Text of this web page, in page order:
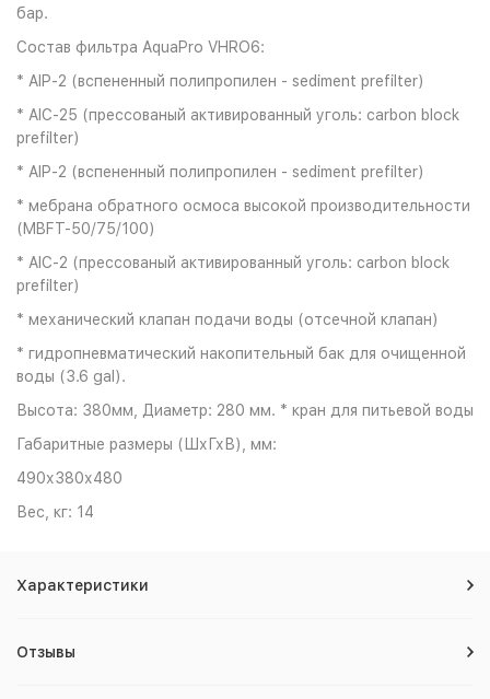
бар.
Состав фильтра AquaPro VHRO6:
* AIP-2 (вспененный полипропилен - sediment prefilter)
* AIC-25 (прессованый активированный уголь: carbon block
prefilter)
* AIP-2 (вспененный полипропилен - sediment prefilter)
* мебрана обратного осмоса высокой производительности
(MBFT-50/75/100)
* AIC-2 (прессованый активированный уголь: carbon block
prefilter)
* механический клапан подачи воды (отсечной клапан)
* гидропневматический накопительный бак для очищенной
воды (3.6 gal).
Высота: 380мм, Диаметр: 280 мм. * кран для питьевой воды
Габаритные размеры (ШхГхВ), мм:
490х380х480
Вес, кг: 14
Характеристики
Отзывы